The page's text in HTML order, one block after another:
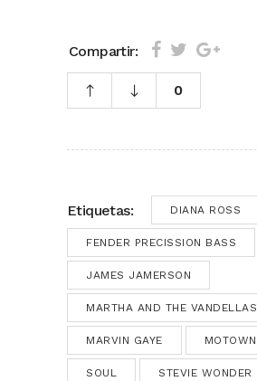
Compartir:
0
Etiquetas: DIANA ROSS
FENDER PRECISSION BASS
JAMES JAMERSON
MARTHA AND THE VANDELLAS
MARVIN GAYE MOTOWN
SOUL STEVIE WONDER